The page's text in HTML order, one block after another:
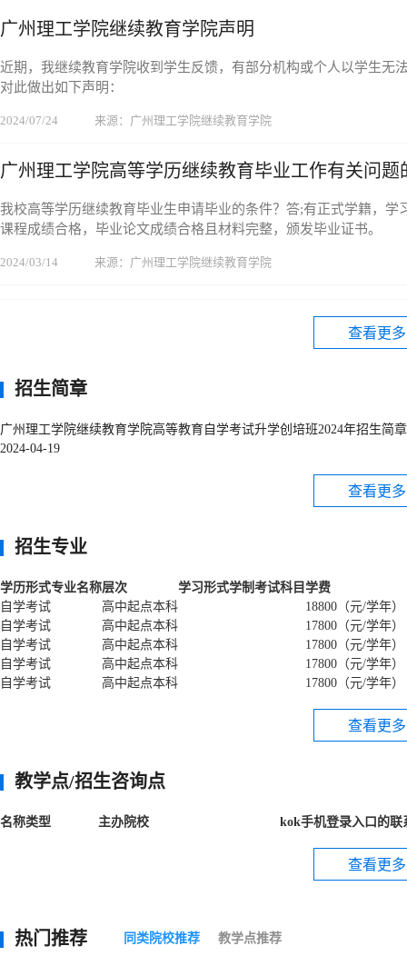
广州理工学院继续教育学院声明
近期，我继续教育学院收到学生反馈，有部分机构或个人以学生无
对此做出如下声明：
2024/07/24 来源：广州理工学院继续教育学院
广州理工学院高等学历继续教育毕业工作有关问题
我校高等学历继续教育毕业生申请毕业的条件？答;有正式学籍，
课程成绩合格，毕业论文成绩合格且材料完整，颁发毕业证书。
2024/03/14 来源：广州理工学院继续教育学院
查看更多
招生简章
广州理工学院继续教育学院高等教育自学考试升学创培班2024年招生简
2024-04-19
查看更多
招生专业
学历形式专业名称层次 学习形式学制 考试科目 学费
自学考试
高中起点本科
18800（元/学年）
自学考试
高中起点本科
17800（元/学年）
自学考试
高中起点本科
17800（元/学年）
自学考试
高中起点本科
17800（元/学年）
自学考试
高中起点本科 17800（元/学年）
查看更多
教学点/招生咨询点
名称类型 主办院校 kok手机登录入口的联
查看更多
热门推荐 同类院校推荐 教学点推荐